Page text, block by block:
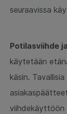
seuraavissa
Potilasviihde
käytetään
käsin.
viihdekäyttöön